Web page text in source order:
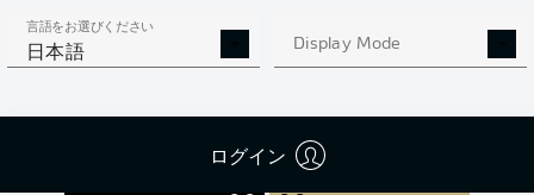
言語をお選びください
日本語 Display Mode
ログイン
0
0 % 成功率 0 %
PASS EFFICIENCY